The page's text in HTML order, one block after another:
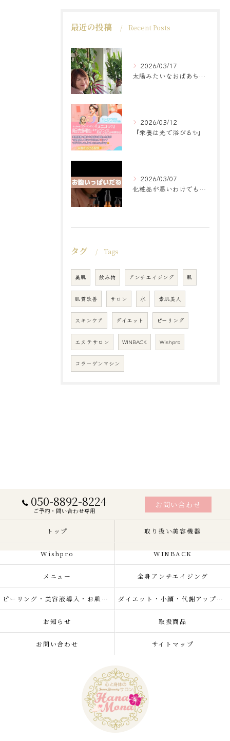
最近の投稿 Recent Posts
2026/03/17
太陽みたいなおばあちゃんに
2026/03/12
『栄養は光で浴びる✨』
2026/03/07
化粧品が悪いわけでもなく
タグ Tags
美肌 飲み物 アンチエイジング 肌
肌質改善 サロン 水 素肌美人
スキンケア ダイエット ピーリング
エステサロン WINBACK Wishpro
コラーゲンマシン
050-8892-8224
ご予約・問い合わせ専用
お問い合わせ
トップ 取り扱い美容機器
Wishpro WINBACK
メニュー 全身アンチエイジング
ピーリング・美容液導入・お肌の悩み改善 ダイエット・小顔・代謝アップ・肌質改善・リラクゼーション
お知らせ 取扱商品
お問い合わせ サイトマップ